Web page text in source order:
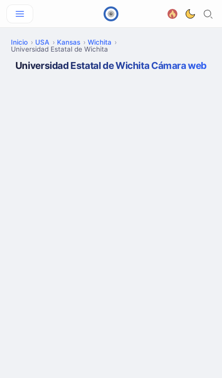
Inicio USA Kansas
Wichita
Universidad Estatal de Wichita
Universidad Estatal de Wichita Cámara web